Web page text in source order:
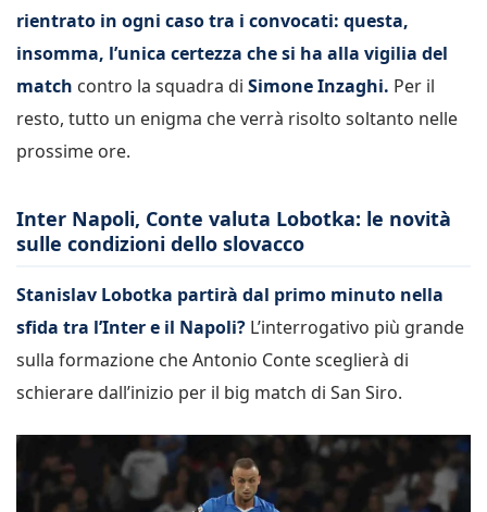
rientrato in ogni caso tra i convocati: questa,
insomma, l’unica certezza che si ha alla vigilia del
match contro la squadra di Simone Inzaghi. Per il
resto, tutto un enigma che verrà risolto soltanto nelle
prossime ore.
Inter Napoli, Conte valuta Lobotka: le novità
sulle condizioni dello slovacco
Stanislav Lobotka partirà dal primo minuto nella
sfida tra l’Inter e il Napoli? L’interrogativo più grande
sulla formazione che Antonio Conte sceglierà di
schierare dall’inizio per il big match di San Siro.